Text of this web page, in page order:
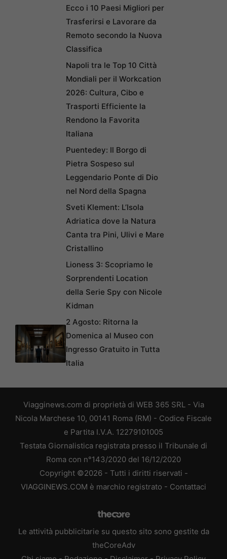
Ecco i 10 Paesi Migliori per
Trasferirsi e Lavorare da
Remoto secondo la Nuova
Classifica
Napoli tra le Top 10 Città
Mondiali per il Workcation
2026: Cultura, Cibo e
Trasporti Efficiente la
Rendono la Favorita
Italiana
Puentedey: Il Borgo di
Pietra Sospeso sul
Leggendario Ponte di Dio
nel Nord della Spagna
Sveti Klement: L’Isola
Adriatica dove la Natura
Canta tra Pini, Ulivi e Mare
Cristallino
Lioness 3: Scopriamo le
Sorprendenti Location
della Serie Spy con Nicole
Kidman
2 Agosto: Ritorna la
Domenica al Museo con
Ingresso Gratuito in Tutta
Italia
Viagginews.com di proprietà di WEB 365 SRL - Via
Nicola Marchese 10, 00141 Roma (RM) - Codice Fiscale
e Partita I.V.A. 12279101005
Testata Giornalistica registrata presso il Tribunale di
Roma con n°143/2020 del 16/12/2020
Copyright ©2026 - Tutti i diritti riservati -
VIAGGINEWS.COM è marchio registrato - Contattaci
Le attività pubblicitarie su questo sito sono gestite da
theCoreAdv